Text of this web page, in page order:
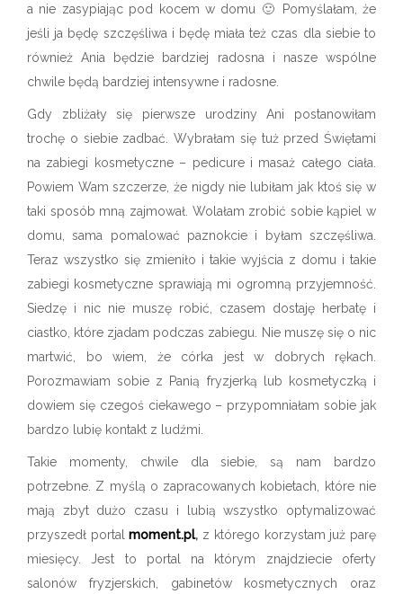
a nie zasypiając pod kocem w domu 🙂 Pomyślałam, że
jeśli ja będę szczęśliwa i będę miała też czas dla siebie to
również Ania będzie bardziej radosna i nasze wspólne
chwile będą bardziej intensywne i radosne.
Gdy zbliżały się pierwsze urodziny Ani postanowiłam
trochę o siebie zadbać. Wybrałam się tuż przed Świętami
na zabiegi kosmetyczne – pedicure i masaż całego ciała.
Powiem Wam szczerze, że nigdy nie lubiłam jak ktoś się w
taki sposób mną zajmował. Wolałam zrobić sobie kąpiel w
domu, sama pomalować paznokcie i byłam szczęśliwa.
Teraz wszystko się zmieniło i takie wyjścia z domu i takie
zabiegi kosmetyczne sprawiają mi ogromną przyjemność.
Siedzę i nic nie muszę robić, czasem dostaję herbatę i
ciastko, które zjadam podczas zabiegu. Nie muszę się o nic
martwić, bo wiem, że córka jest w dobrych rękach.
Porozmawiam sobie z Panią fryzjerką lub kosmetyczką i
dowiem się czegoś ciekawego – przypomniałam sobie jak
bardzo lubię kontakt z ludźmi.
Takie momenty, chwile dla siebie, są nam bardzo
potrzebne. Z myślą o zapracowanych kobietach, które nie
mają zbyt dużo czasu i lubią wszystko optymalizować
przyszedł portalmoment.pl, z którego korzystam już parę
miesięcy. Jest to portal na którym znajdziecie oferty
salonów fryzjerskich, gabinetów kosmetycznych oraz